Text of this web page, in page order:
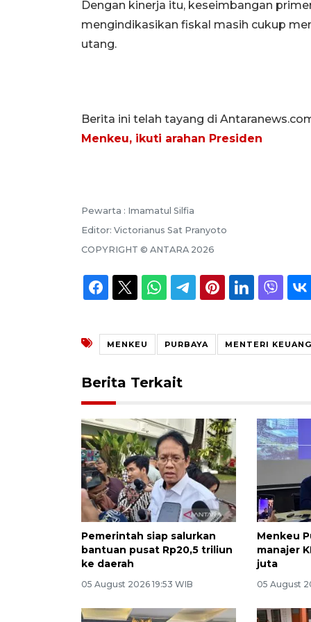
Dengan kinerja itu, keseimbangan
mengindikasikan fiskal masih cukup
utang.
Berita ini telah tayang di
Menkeu, ikuti arahan Presiden
Pewarta : Imamatul Silfia
Editor: Victorianus Sat Pranyoto
COPYRIGHT © ANTARA 2026
MENKEU PURBAYA MENTERI
Berita Terkait
Pemerintah siap salurkan
bantuan pusat Rp20,5 triliun
ke daerah
05 August 2026 19:53 WIB
Menkeu
manajer
juta
05 August